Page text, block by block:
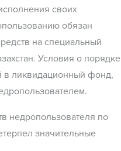
своих
обязан
на специальный
Условия о порядке
в ликвидационный фонд,
недропользователя по
значительные